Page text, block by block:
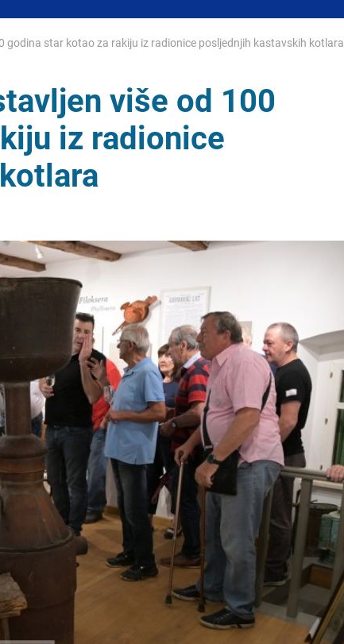
godina star kotao za rakiju iz radionice posljednjih kastavskih kotlara
više od 100
iz radionice